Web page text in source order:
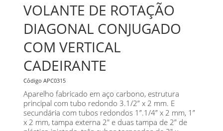
VOLANTE DE ROTAÇÃO
DIAGONAL CONJUGADO
COM VERTICAL
CADEIRANTE
Código APC0315
Aparelho fabricado em aço carbono, estrutura
principal com tubo redondo 3.1/2” x 2 mm. E
secundária com tubos redondos 1”.1/4” x 2 mm, 1”
x 2 mm, tampa externa 2" e duas tampa de 2” de